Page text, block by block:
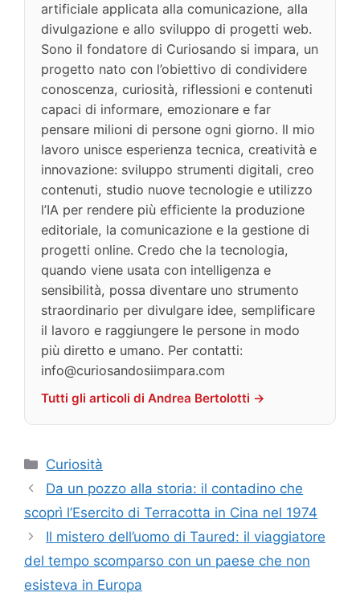
artificiale applicata alla comunicazione, alla
divulgazione e allo sviluppo di progetti web.
Sono il fondatore di Curiosando si impara, un
progetto nato con l’obiettivo di condividere
conoscenza, curiosità, riflessioni e contenuti
capaci di informare, emozionare e far
pensare milioni di persone ogni giorno. Il mio
lavoro unisce esperienza tecnica, creatività e
innovazione: sviluppo strumenti digitali, creo
contenuti, studio nuove tecnologie e utilizzo
l’IA per rendere più efficiente la produzione
editoriale, la comunicazione e la gestione di
progetti online. Credo che la tecnologia,
quando viene usata con intelligenza e
sensibilità, possa diventare uno strumento
straordinario per divulgare idee, semplificare
il lavoro e raggiungere le persone in modo
più diretto e umano. Per contatti:
info@curiosandosiimpara.com
Tutti gli articoli di Andrea Bertolotti →
Categorie
Curiosità
Da un pozzo alla storia: il contadino che
scoprì l’Esercito di Terracotta in Cina nel 1974
Il mistero dell’uomo di Taured: il viaggiatore
del tempo scomparso con un paese che non
esisteva in Europa